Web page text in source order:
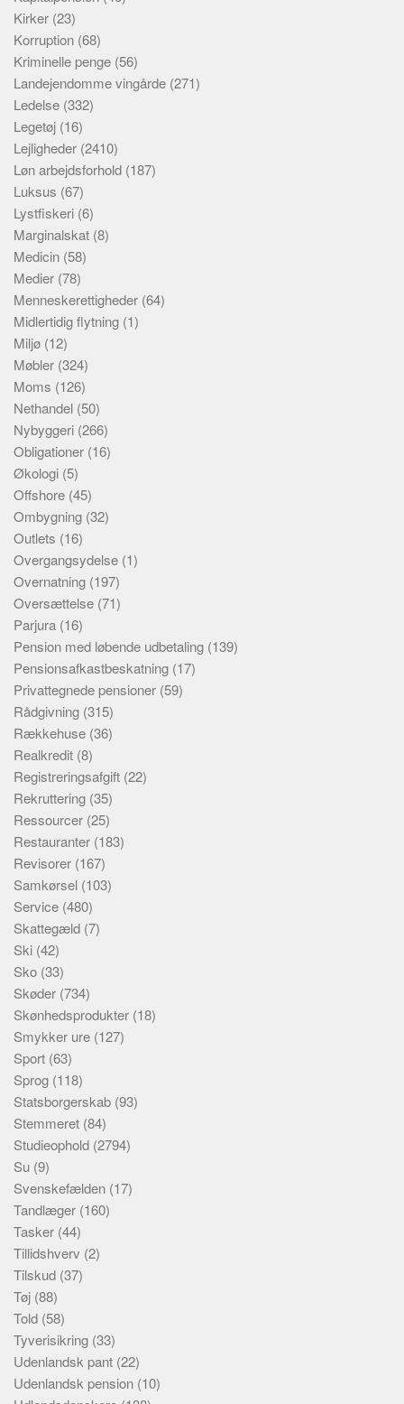
Kirker (23)
Korruption (68)
Kriminelle penge (56)
Landejendomme vingårde (271)
Ledelse (332)
Legetøj (16)
Lejligheder (2410)
Løn arbejdsforhold (187)
Luksus (67)
Lystfiskeri (6)
Marginalskat (8)
Medicin (58)
Medier (78)
Menneskerettigheder (64)
Midlertidig flytning (1)
Miljø (12)
Møbler (324)
Moms (126)
Nethandel (50)
Nybyggeri (266)
Obligationer (16)
Økologi (5)
Offshore (45)
Ombygning (32)
Outlets (16)
Overgangsydelse (1)
Overnatning (197)
Oversættelse (71)
Parjura (16)
Pension med løbende udbetaling (139)
Pensionsafkastbeskatning (17)
Privattegnede pensioner (59)
Rådgivning (315)
Rækkehuse (36)
Realkredit (8)
Registreringsafgift (22)
Rekruttering (35)
Ressourcer (25)
Restauranter (183)
Revisorer (167)
Samkørsel (103)
Service (480)
Skattegæld (7)
Ski (42)
Sko (33)
Skøder (734)
Skønhedsprodukter (18)
Smykker ure (127)
Sport (63)
Sprog (118)
Statsborgerskab (93)
Stemmeret (84)
Studieophold (2794)
Su (9)
Svenskefælden (17)
Tandlæger (160)
Tasker (44)
Tillidshverv (2)
Tilskud (37)
Tøj (88)
Told (58)
Tyverisikring (33)
Udenlandsk pant (22)
Udenlandsk pension (10)